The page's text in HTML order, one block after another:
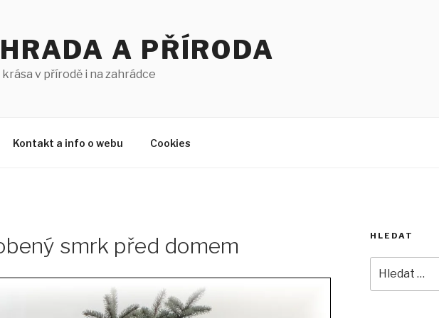
A PŘÍRODA
krása v přírodě i na zahrádce
Kontakt a info o webu Cookies
smrk před domem HLEDAT